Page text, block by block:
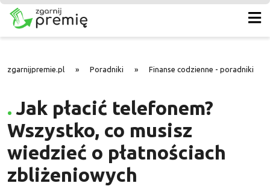
zgarnijpremie.pl » Poradniki » Finanse codzienne - poradniki
Jak płacić telefonem?
Wszystko, co musisz
wiedzieć o płatnościach
zbliżeniowych